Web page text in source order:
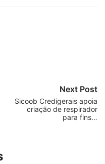
Next Post
Sicoob Credigerais apoia
criação de respirador
para fins…